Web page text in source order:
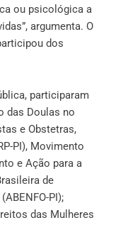
ou psicológica a
argumenta. O
dos
participaram
das Doulas no
e Obstetras,
PI), Movimento
e Ação para a
de
PI);
das Mulheres